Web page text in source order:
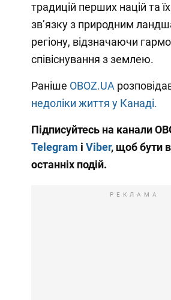
традицій перших націй та
зв’язку з природним
регіону, відзначаючи
співіснування з землею.
Раніше OBOZ.UA
недоліки життя у Канаді.
Підписуйтесь на канали
Telegram і Viber, щоб бути в
останніх подій.
РЕКЛАМА